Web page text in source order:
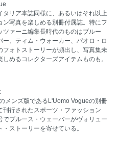
タリア本誌同様に、あるいはそれ以上
ン写真を楽しめる別冊付属誌。特にフ
ツァーニ編集長時代のものはブルー
ー、ティム・ウォーカー、パオロ・ロ
フォトストーリーが頻出し、写真集未
しめるコレクターズアイテムものも。
メンズ版であるL'Uomo Vogueの別冊
刊行されたスポーツ・ファッション
でブルース・ウェーバーがヴォリュー
・ストーリーを寄せている。